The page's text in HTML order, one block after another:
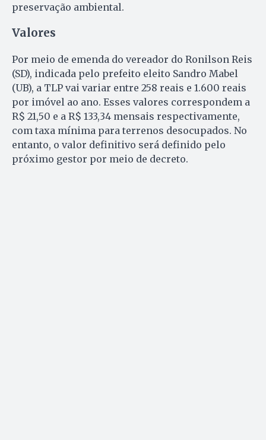
preservação ambiental.
Valores
Por meio de emenda do vereador do Ronilson Reis
(SD), indicada pelo prefeito eleito Sandro Mabel
(UB), a TLP vai variar entre 258 reais e 1.600 reais
por imóvel ao ano. Esses valores correspondem a
R$ 21,50 e a R$ 133,34 mensais respectivamente,
com taxa mínima para terrenos desocupados. No
entanto, o valor definitivo será definido pelo
próximo gestor por meio de decreto.